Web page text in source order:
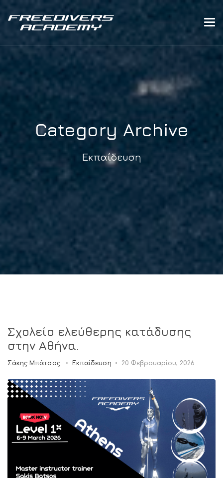
Category Archive
Εκπαίδευση
Σχολείο ελεύθερης κατάδυσης
στην Αθήνα.
Σάκης Μπάτσος Εκπαίδευση 20 Φεβρουαρίου, 2026